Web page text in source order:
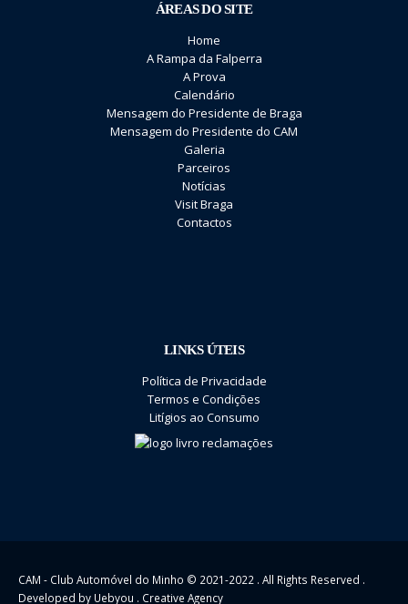
ÁREAS DO SITE
Home
A Rampa da Falperra
A Prova
Calendário
Mensagem do Presidente de Braga
Mensagem do Presidente do CAM
Galeria
Parceiros
Notícias
Visit Braga
Contactos
LINKS ÚTEIS
Política de Privacidade
Termos e Condições
Litígios ao Consumo
CAM - Club Automóvel do Minho © 2021-2022 . All Rights Reserved .
Developed by Uebyou . Creative Agency